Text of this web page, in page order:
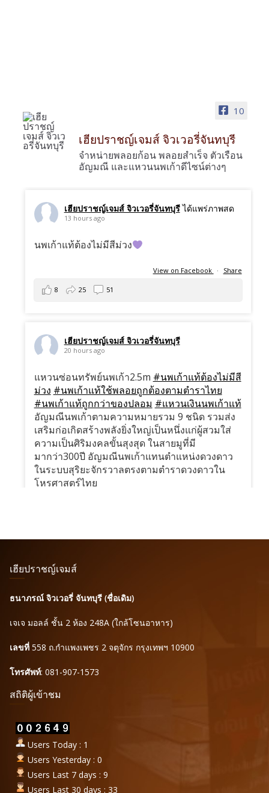
10
เฮียปราชญ์เจมส์ จิวเวอรี่จันทบุรี
จำหน่ายพลอยก้อน พลอยสำเร็จ ตัวเรือน
อัญมณี และแหวนนพเก้าดีไซน์ต่างๆ
เฮียปราชญ์เจมส์ จิวเวอรี่จันทบุรีได้แพร่ภาพสด
13 hours ago
นพเก้าแท้ต้องไม่มีสีม่วง
View on Facebook · Share
8 25 51
เฮียปราชญ์เจมส์ จิวเวอรี่จันทบุรี
20 hours ago
แหวนซ่อนทรัพย์นพเก้า2.5m #นพเก้าแท้ต้องไม่มีสี
ม่วง #นพเก้าแท้ใช้พลอยถูกต้องตามตำราไทย
#นพเก้าแท้ถูกกว่าของปลอม #แหวนเงินนพเก้าแท้
อัญมณีนพเก้าตามความหมายรวม 9 ชนิด รวมส่ง
เสริมก่อเกิดสร้างพลังยิ่งใหญ่เป็นหนึ่งแก่ผู้สวมใส่
ความเป็นศิริมงคลขั้นสุงสุด ในสายมูที่มี
มากว่า300ปี อัญมณีนพเก้าแทนตำแหน่งดวงดาว
ในระบบสุริยะจักรวาลตรงตามตำราดวงดาวใน
โหรศาสตร์ไทย
เฮียปราชญ์เจมส์
ธนาภรณ์ จิวเวอรี่ จันทบุรี (ชื่อเดิม)
เจเจ มอลล์ ชั้น 2 ห้อง 248A (ใกล้โซนอาหาร)
เลขที่ 558 ถ.กำแพงเพชร 2 จตุจักร กรุงเทพฯ 10900
โทรศัพท์: 081-907-1573
สถิติผู้เข้าชม
Users Today : 1
Users Yesterday : 0
Users Last 7 days : 9
Users Last 30 days : 33